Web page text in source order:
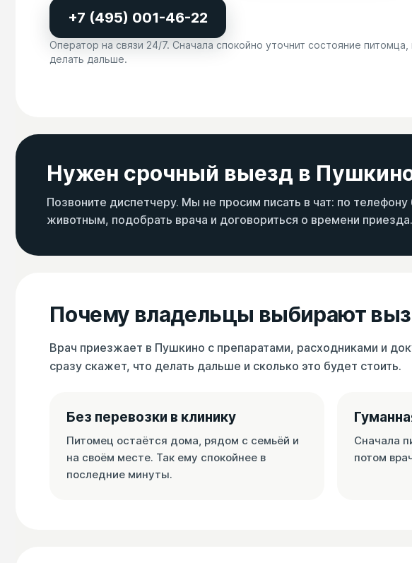
+7 (495) 001-46-22
Оператор на связи 24/7. Сначала спокойно уточнит состояние
делать дальше.
Нужен срочный выезд в
Позвоните диспетчеру. Мы не просим писать в чат: по
животным, подобрать врача и договориться о времени приезда.
Почему владельцы выбирают
Врач приезжает в Пушкино с препаратами, расходниками и
сразу скажет, что делать дальше и сколько это будет стоить.
Без перевозки в клинику
Питомец остаётся дома, рядом с семьёй и
на своём месте. Так ему спокойнее в
последние минуты.
Сначала
потом